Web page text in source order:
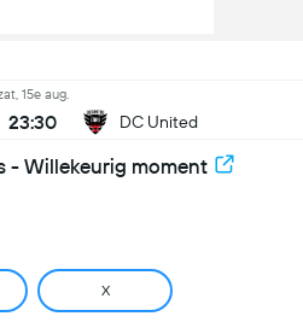
15e aug.
23:30 DC United
- Willekeurig moment
X